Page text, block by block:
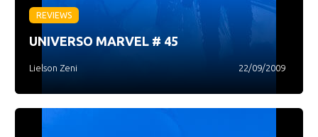
REVIEWS
UNIVERSO MARVEL # 45
Lielson Zeni 22/09/2009